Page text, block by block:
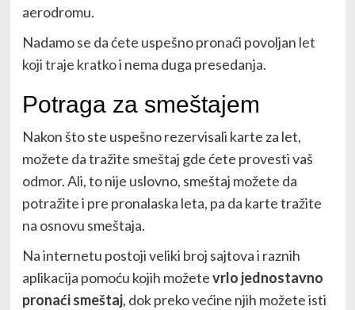
aerodromu.
Nadamo se da ćete uspešno pronaći povoljan let
koji traje kratkoi nema duga presedanja.
Potraga za smeštajem
Nakon što ste uspešno rezervisali karte za let,
možete da tražite smeštaj gde ćete provesti vaš
odmor. Ali, to nije uslovno, smeštaj možete da
potražite i pre pronalaska leta, pa da karte tražite
na osnovu smeštaja.
Na internetu postoji veliki broj sajtova i raznih
aplikacija pomoću kojih možetevrlo jednostavno
pronaći smeštaj, dok preko većine njih možete isti